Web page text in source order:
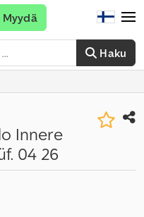
Haku
Myydä
Innere
04 26